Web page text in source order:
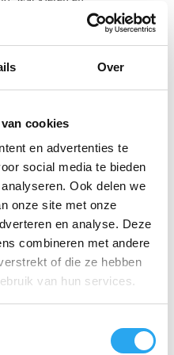
Over
cookies
en advertenties te
social media te bieden
Ook delen we
onze site met onze
en analyse. Deze
combineren met andere
of die ze hebben
van hun services.
afgeronde hoekenvan het
een gerust hart kunt
en kunststoffen zonder
algehele hygiëne.
mm.
Vikan schroefdraad
en eenvoudig te